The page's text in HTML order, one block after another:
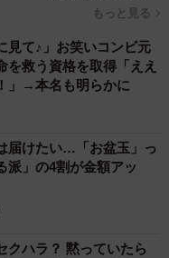
ていたのですが、撮り
な声がけをしてくれ
もっと見る
見て♪」お笑いコンビ元
救う資格を取得「ええ
」→本名も明らかに
届けたい…「お盆玉」っ
派」の4割が金額アッ
クハラ？ 黙っていたら